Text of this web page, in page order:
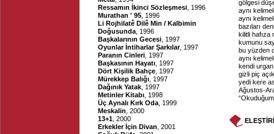
Ressamın İkinci Sözleşmesi , 1996
Murathan ' 95 , 1996
Li Rojhilatê Dilê Min / Kalbimin
Doğusunda , 1996
Başkalarının Gecesi , 1997
Oyunlar İntiharlar Şarkılar, 1997
Paranın Cinleri , 1997
Başkasının Hayatı , 1997
Dört Kişilik Bahçe , 1997
Mürekkep Balığı , 1997
Dağınık Yatak , 1997
Metinler Kitabı , 1998
Üç Aynalı Kırk Oda , 1999
Meskalin , 2000
13+1 , 2000
Erkekler İçin Divan , 2001
gölgesi
aynı
aynı
bazıları
kilitli
kumunu
bu yüzden
aynı
kendi
gizli piç
yedi kere
Ağustos-